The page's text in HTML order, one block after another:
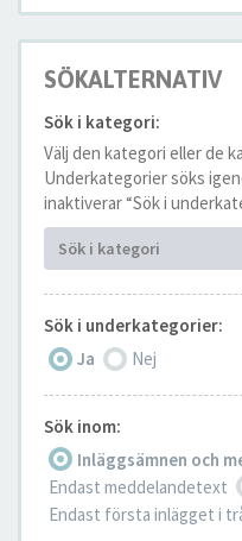
SÖKALTERNATIV
Sök i kategori:
Välj den kategori eller de
Underkategorier söks
inaktiverar “Sök i
Sök i kategori
Sök i underkategorier:
Ja
Nej
Sök inom:
Inläggsämnen och
Endast meddelandetext
Endast första inlägget i